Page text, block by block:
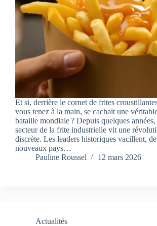
Et si, derrière le cornet de frites
vous tenez à la main, se cachait une
bataille mondiale ? Depuis quelques
secteur de la frite industrielle vit une
discrète. Les leaders historiques vacillent, de
nouveaux pays…
Pauline Roussel
12 mars 2026
Actualités